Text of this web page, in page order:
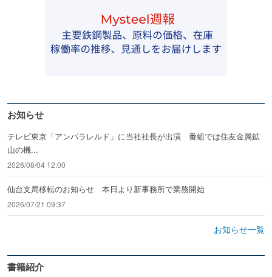
お知らせ
テレビ東京「アンパラレルド」に当社社長が出演 番組では住友金属鉱
山の機...
2026/08/04 12:00
仙台支局移転のお知らせ 本日より新事務所で業務開始
2026/07/21 09:37
お知らせ一覧
書籍紹介